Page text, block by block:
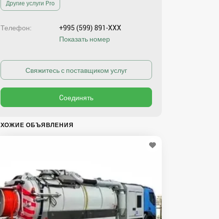
Другие услуги Pro
Телефон
+995 (599) 891-XXX
Показать номер
ОБЪЯВЛЕНИЯ